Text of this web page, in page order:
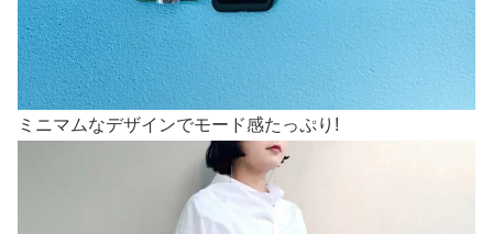
ミニマムなデザインでモード感たっぷり!